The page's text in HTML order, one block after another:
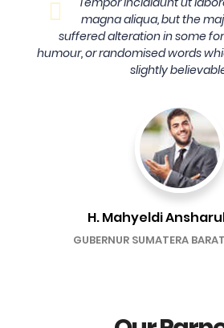
magna aliqua, but the
suffered alteration in some
humour, or randomised words
slightly
H. Mahyeldi
GUBERNUR SUMATERA